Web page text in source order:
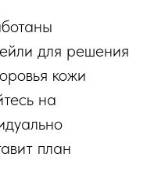
для решения
кожи
на
план